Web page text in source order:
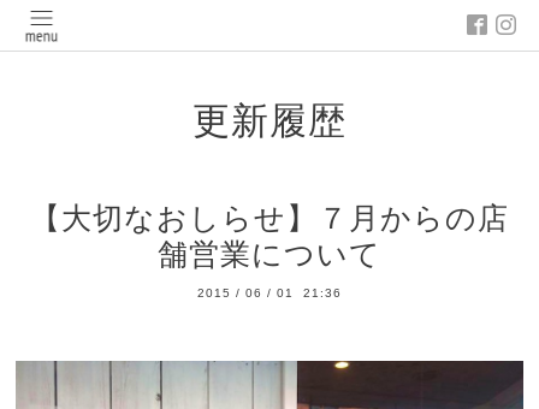
更新履歴
【大切なおしらせ】７月からの店
舗営業について
2015 / 06 / 01 21:36